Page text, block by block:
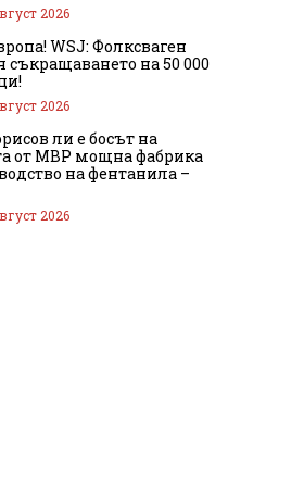
2026
WSJ: Фолксваген
съкращаването на 50 000
2026
ли е босът на
от МВР мощна фабрика
на фентанила –
2026